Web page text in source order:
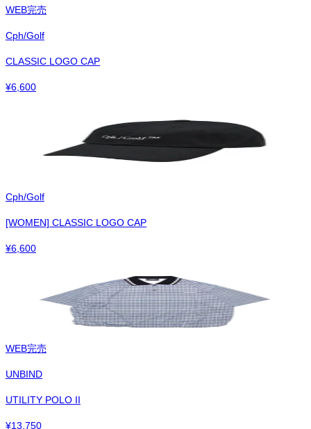
WEB完売
Cph/Golf
CLASSIC LOGO CAP
¥6,600
Cph/Golf
[WOMEN] CLASSIC LOGO CAP
¥6,600
WEB完売
UNBIND
UTILITY POLO II
¥13,750